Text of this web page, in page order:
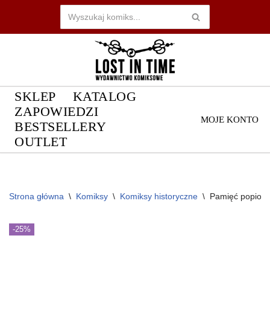
Przejdź
SKLEP
KATALOG
ZAPOWIEDZI
BESTSELLERY
OUTLET
MOJE KONTO
Strona główna \ Komiksy \ Komiksy historyczne \ Pamięć
-25%